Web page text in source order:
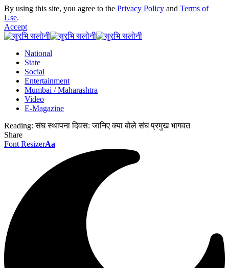
By using this site, you agree to the Privacy Policy and Terms of
Use.
Accept
National
State
Social
Entertainment
Mumbai / Maharashtra
Video
E-Magazine
Reading: संघ स्थापना दिवस: जानिए क्या बोले संघ प्रमुख भागवत
Share
Font ResizerAa